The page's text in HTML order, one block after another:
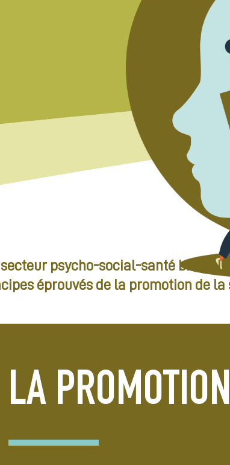
psycho-social-santé
éprouvés de la promotion de la
LA